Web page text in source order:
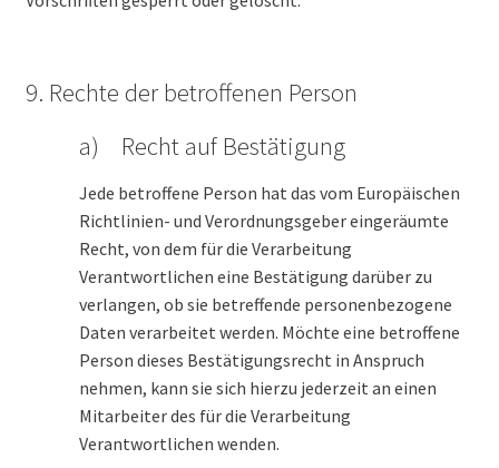
9. Rechte der betroffenen Person
a) Recht auf Bestätigung
Jede betroffene Person hat das vom Europäischen
Richtlinien- und Verordnungsgeber eingeräumte
Recht, von dem für die Verarbeitung
Verantwortlichen eine Bestätigung darüber zu
verlangen, ob sie betreffende personenbezogene
Daten verarbeitet werden. Möchte eine betroffene
Person dieses Bestätigungsrecht in Anspruch
nehmen, kann sie sich hierzu jederzeit an einen
Mitarbeiter des für die Verarbeitung
Verantwortlichen wenden.